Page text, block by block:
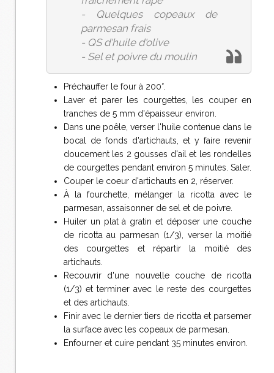
- Quelques copeaux de
parmesan frais
- QS d'huile d'olive
- Sel et poivre du moulin
Préchauffer le four à 200°.
Laver et parer les courgettes, les couper en
tranches de 5 mm d'épaisseur environ.
Dans une poêle, verser l'huile contenue dans le
bocal de fonds d'artichauts, et y faire revenir
doucement les 2 gousses d'ail et les rondelles
de courgettes pendant environ 5 minutes. Saler.
Couper le coeur d'artichauts en 2, réserver.
À la fourchette, mélanger la ricotta avec le
parmesan, assaisonner de sel et de poivre.
Huiler un plat à gratin et déposer une couche
de ricotta au parmesan (1/3), verser la moitié
des courgettes et répartir la moitié des
artichauts.
Recouvrir d'une nouvelle couche de ricotta
(1/3) et terminer avec le reste des courgettes
et des artichauts.
Finir avec le dernier tiers de ricotta et parsemer
la surface avec les copeaux de parmesan.
Enfourner et cuire pendant 35 minutes environ.